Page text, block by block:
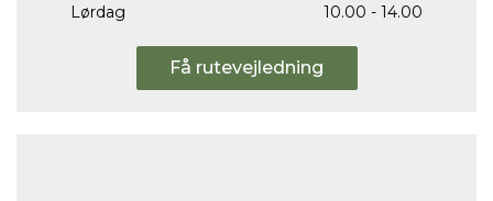
Lørdag
10.00 - 14.00
Få rutevejledning